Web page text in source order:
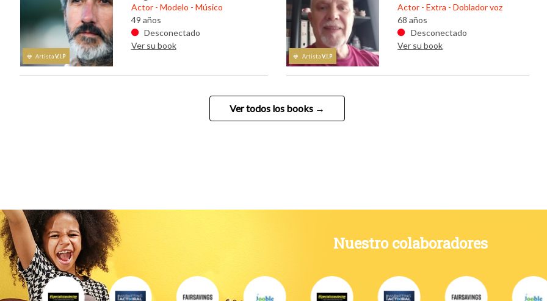
ArtistaV.I.P
Actor - Modelo - Músico
49 años
Desconectado
Ver su book
ArtistaV.I.P
Actor - Extra - Doblador voz
68 años
Desconectado
Ver su book
Ver todos los books
Nuestro colaboradores